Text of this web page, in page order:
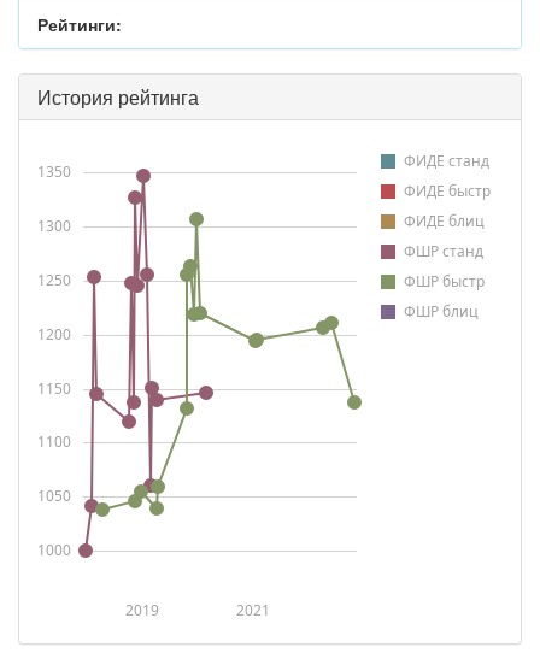
Рейтинги:
История рейтинга
ФИДЕ станд
ФИДЕ быстр
ФИДЕ блиц
ФШР станд
ФШР быстр
ФШР блиц
2019 2021
1000
1050
1100
1150
1200
1250
1300
1350